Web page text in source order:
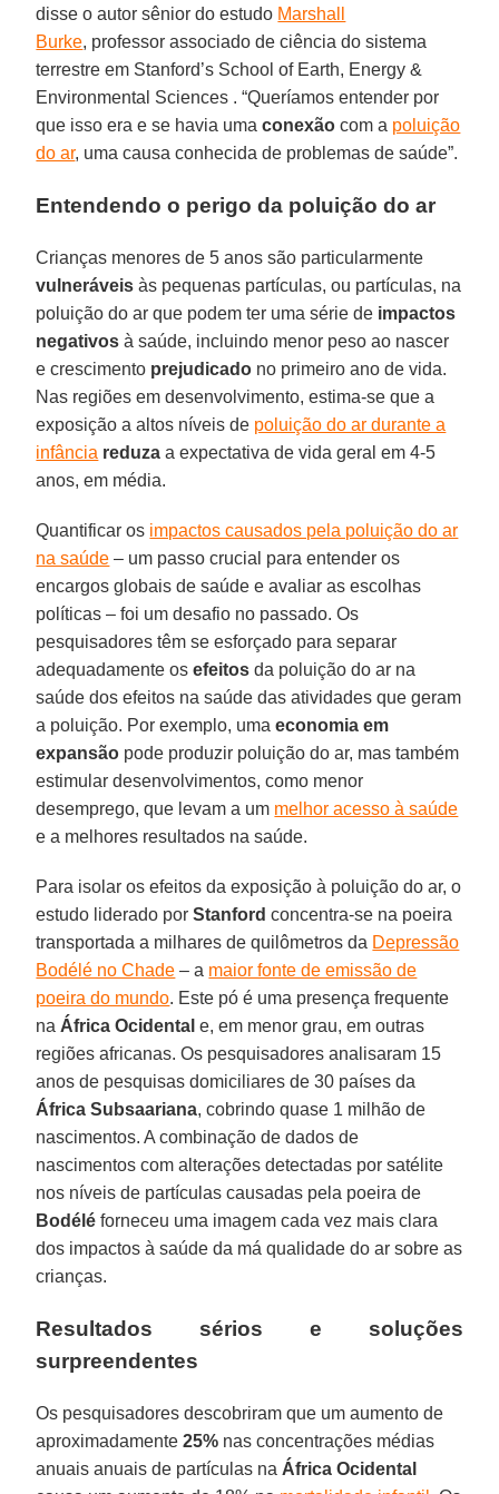
disse o autor sênior do estudo Marshall
Burke, professor associado de ciência do sistema
terrestre em Stanford’s School of Earth, Energy &
Environmental Sciences . “Queríamos entender por
que isso era e se havia umaconexão com a poluição
do ar, uma causa conhecida de problemas de saúde”.
Entendendo o perigo da poluição do ar
Crianças menores de 5 anos são particularmente
vulneráveis às pequenas partículas, ou partículas, na
poluição do ar que podem ter uma série de impactos
negativos à saúde, incluindo menor peso ao nascer
e crescimento prejudicado no primeiro ano de vida.
Nas regiões em desenvolvimento, estima-se que a
exposição a altos níveis de poluição do ar durante a
infância reduza a expectativa de vida geral em 4-5
anos, em média.
Quantificar os impactos causados pela poluição do ar
na saúde – um passo crucial para entender os
encargos globais de saúde e avaliar as escolhas
políticas – foi um desafio no passado. Os
pesquisadores têm se esforçado para separar
adequadamente osefeitos da poluição do ar na
saúde dos efeitos na saúde das atividades que geram
a poluição. Por exemplo, umaeconomia em
expansão pode produzir poluição do ar, mas também
estimular desenvolvimentos, como menor
desemprego, que levam a um melhor acesso à saúde
e a melhores resultados na saúde.
Para isolar os efeitos da exposição à poluição do ar, o
estudo liderado porStanford concentra-se na poeira
transportada a milhares de quilômetros da Depressão
Bodélé no Chade – a maior fonte de emissão de
poeira do mundo. Este pó é uma presença frequente
na África Ocidental e, em menor grau, em outras
regiões africanas. Os pesquisadores analisaram 15
anos de pesquisas domiciliares de 30 países da
África Subsaariana, cobrindo quase 1 milhão de
nascimentos. A combinação de dados de
nascimentos com alterações detectadas por satélite
nos níveis de partículas causadas pela poeira de
Bodélé forneceu uma imagem cada vez mais clara
dos impactos à saúde da má qualidade do ar sobre as
crianças.
Resultados sérios e soluções
surpreendentes
Os pesquisadores descobriram que um aumento de
aproximadamente25% nas concentrações médias
anuais anuais de partículas na África Ocidental